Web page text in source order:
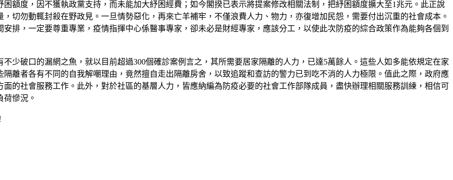
困額度，因不獲執政黨支持，而未能加大紓困經費；如今閣揆已表示將提案修改相關法制，把紓困額度擴大至1兆元。此正說
切勿動輒封殺在野政見。一旦情勢惡化，再來亡羊補牢，不僅浪費人力、物力，亦復增加民怨，需要付出沉重的社會成本。
排，一定要尊重專業，疫情指揮中心係醫事專家，卻未必是財經專家，應該分工，以使此次防疫的綜合政策作為能夠各個到
少破口的漏網之魚，就以目前超過300個確診案例言之，其所需要居家隔離的人力，已達5萬餘人。這些人如多能依規定在家
離者各有不同的自我解嘲理由，竟然擅自走出隔離房舍，以致追蹤和查訪的警力已到吃不消的人力極限。值此之際，政府應
面的社會服務工作。此外，對於社區的基層人力，皆應納編為防疫必要的社會工作部隊成員，盡快辦理相關服務訓練，相信可
慘況。